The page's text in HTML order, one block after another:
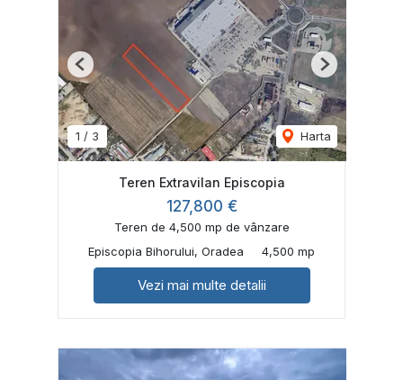
1 / 3 Harta
Previous Next
Teren Extravilan Episcopia
127,800 €
Teren de 4,500 mp de vânzare
Episcopia Bihorului, Oradea
4,500 mp
Vezi mai multe detalii